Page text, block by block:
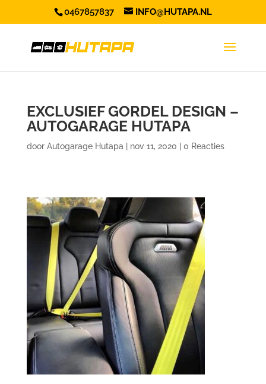
0467857837 INFO@HUTAPA.NL
EXCLUSIEF GORDEL DESIGN –
AUTOGARAGE HUTAPA
door Autogarage Hutapa nov 11, 2020 0 Reacties